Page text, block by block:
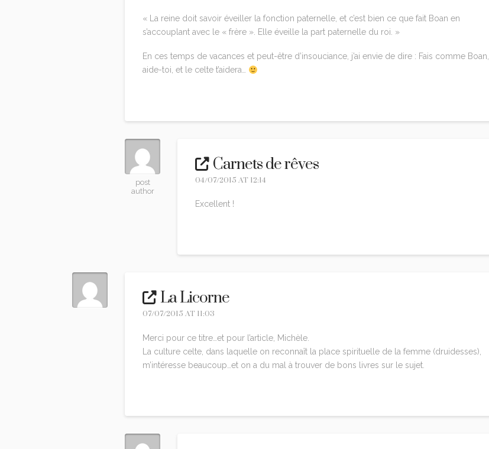
« La reine doit savoir éveiller la fonction paternelle, et c’est bien ce que fait Boan en
s’accouplant avec le « frère ». Elle éveille la part paternelle du roi. »
En ces temps de vacances et peut-être d’insouciance, j’ai envie de dire : Fais comme Boan,
aide-toi, et le celte t’aidera…
post
author
Carnets de rêves
04/07/2015 AT 12:14
Excellent !
La Licorne
07/07/2015 AT 11:03
Merci pour ce titre…et pour l’article, Michèle.
La culture celte, dans laquelle on reconnaît la place spirituelle de la femme (druidesses),
m’intéresse beaucoup…et on a du mal à trouver de bons livres sur le sujet.